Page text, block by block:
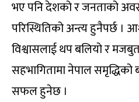
भए पनि देशको र जनताको
परिस्थितिको अन्त्य हुनैपर्छ ।
विश्वासलाई थप बलियो र
सहभागितामा नेपाल समृद्धिको
सफल हुनेछ ।